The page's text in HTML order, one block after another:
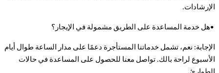
الإرشادات.
•هل خدمة المساعدة على الطريق مشمولة في الإيجار؟
الإجابة: نعم، تشمل خدماتنا المستأجرة دعمًا على مدار الساعة طوال أيام
الأسبوع لراحة بالك. تواصل معنا للحصول على المساعدة في حالات